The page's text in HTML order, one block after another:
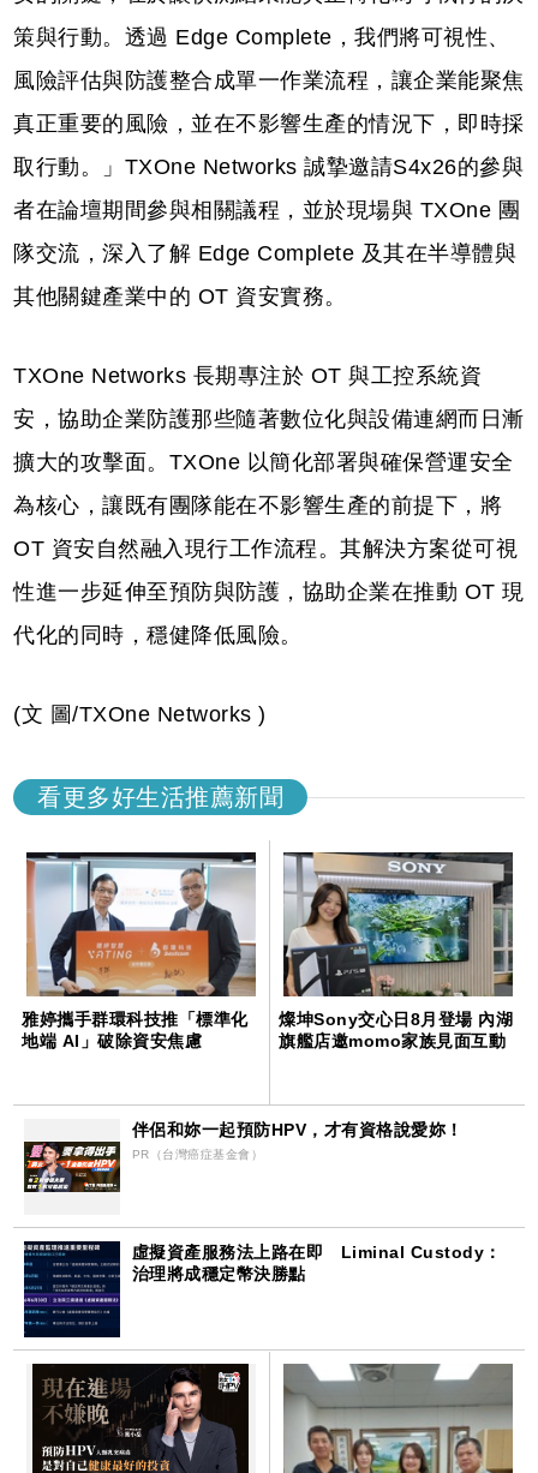
策與行動。透過 Edge Complete，我們將可視性、
風險評估與防護整合成單一作業流程，讓企業能聚焦
真正重要的風險，並在不影響生產的情況下，即時採
取行動。」TXOne Networks 誠摯邀請S4x26的參與
者在論壇期間參與相關議程，並於現場與 TXOne 團
隊交流，深入了解 Edge Complete 及其在半導體與
其他關鍵產業中的 OT 資安實務。
TXOne Networks 長期專注於 OT 與工控系統資
安，協助企業防護那些隨著數位化與設備連網而日漸
擴大的攻擊面。TXOne 以簡化部署與確保營運安全
為核心，讓既有團隊能在不影響生產的前提下，將
OT 資安自然融入現行工作流程。其解決方案從可視
性進一步延伸至預防與防護，協助企業在推動 OT 現
代化的同時，穩健降低風險。
(文 圖/TXOne Networks )
看更多好生活推薦新聞
雅婷攜手群環科技推「標準化
地端 AI」破除資安焦慮
燦坤Sony交心日8月登場 內湖
旗艦店邀momo家族見面互動
伴侶和妳一起預防HPV，才有資格說愛妳！
PR（台灣癌症基金會）
虛擬資產服務法上路在即 Liminal Custody：
治理將成穩定幣決勝點